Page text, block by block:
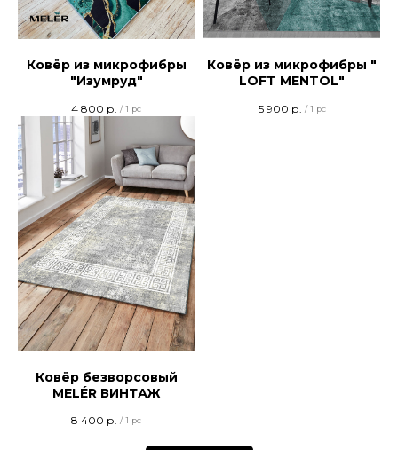
Ковёр из микрофибры
"Изумруд"
4 800 р. / 1 pc
Ковёр из микрофибры "
LOFT MENTOL"
5 900 р. / 1 pc
Ковёр безворсовый
MELÉR ВИНТАЖ
8 400 р. / 1 pc